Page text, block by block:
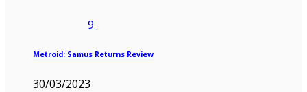
9
Metroid: Samus Returns Review
30/03/2023